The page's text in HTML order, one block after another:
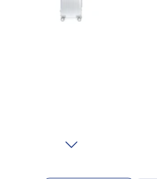
Cuidado